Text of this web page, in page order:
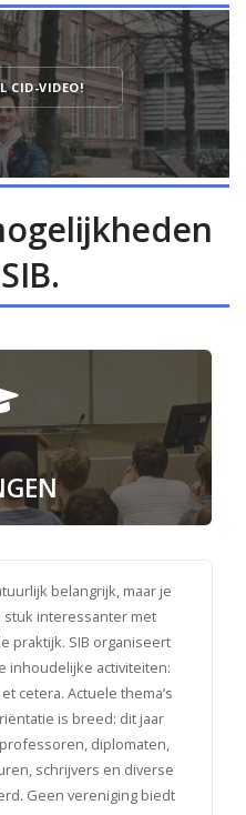
CID-VIDEO!
belangrijk, maar je
interessanter met
praktijk. SIB organiseert
inhoudelijke activiteiten:
cetera. Actuele thema’s
is breed: dit jaar
diplomaten,
schrijvers en diverse
Geen vereniging biedt